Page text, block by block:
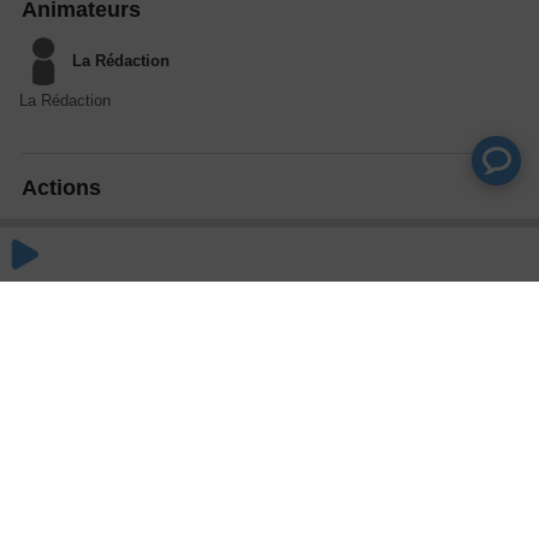
Animateurs
La Rédaction
La Rédaction
Actions